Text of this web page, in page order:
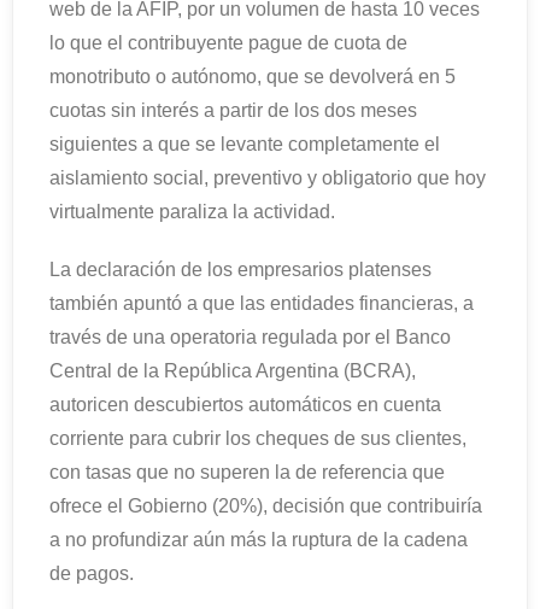
web de la AFIP, por un volumen de hasta 10 veces
lo que el contribuyente pague de cuota de
monotributo o autónomo, que se devolverá en 5
cuotas sin interés a partir de los dos meses
siguientes a que se levante completamente el
aislamiento social, preventivo y obligatorio que hoy
virtualmente paraliza la actividad.
La declaración de los empresarios platenses
también apuntó a que las entidades financieras, a
través de una operatoria regulada por el Banco
Central de la República Argentina (BCRA),
autoricen descubiertos automáticos en cuenta
corriente para cubrir los cheques de sus clientes,
con tasas que no superen la de referencia que
ofrece el Gobierno (20%), decisión que contribuiría
a no profundizar aún más la ruptura de la cadena
de pagos.